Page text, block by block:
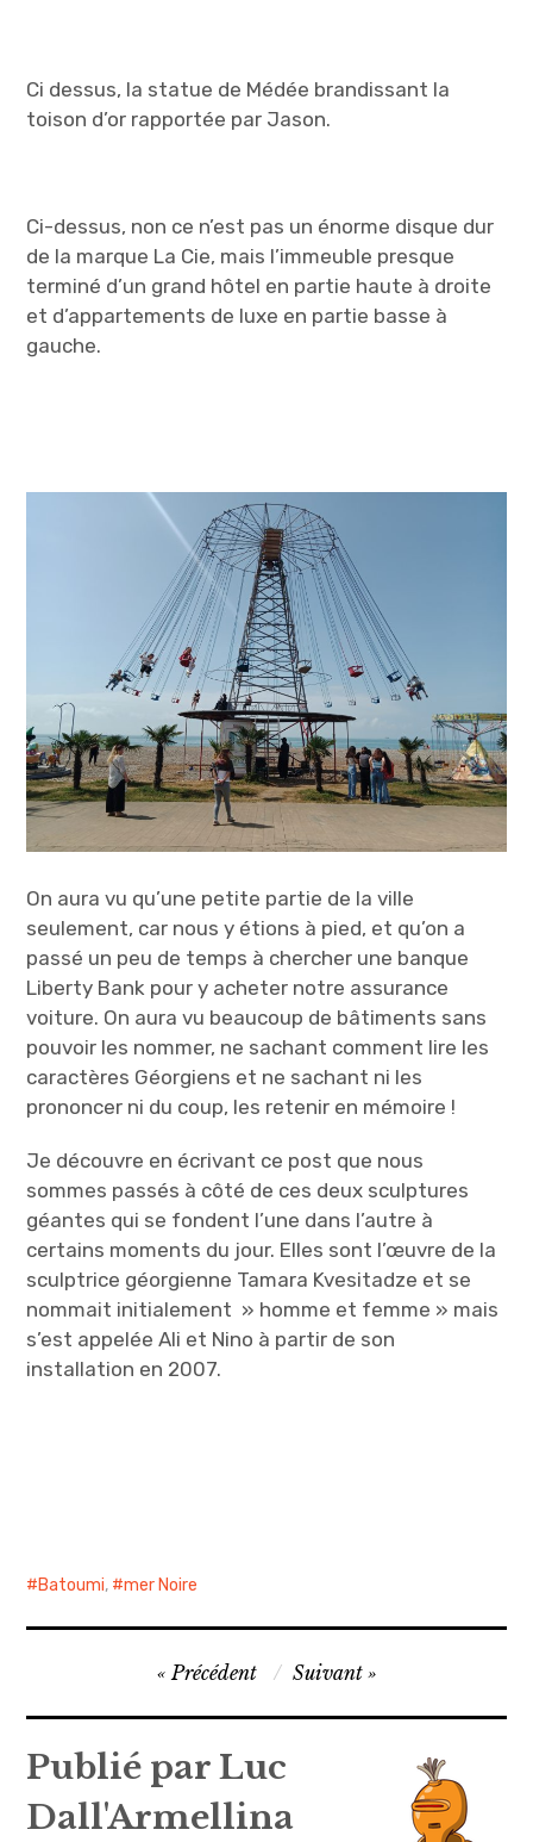
Ci dessus, la statue de Médée brandissant la
toison d’or rapportée par Jason.
Ci-dessus, non ce n’est pas un énorme disque dur
de la marque La Cie, mais l’immeuble presque
terminé d’un grand hôtel en partie haute à droite
et d’appartements de luxe en partie basse à
gauche.
On aura vu qu’une petite partie de la ville
seulement, car nous y étions à pied, et qu’on a
passé un peu de temps à chercher une banque
Liberty Bank pour y acheter notre assurance
voiture. On aura vu beaucoup de bâtiments sans
pouvoir les nommer, ne sachant comment lire les
caractères Géorgiens et ne sachant ni les
prononcer ni du coup, les retenir en mémoire !
Je découvre en écrivant ce post que nous
sommes passés à côté de ces deux sculptures
géantes qui se fondent l’une dans l’autre à
certains moments du jour. Elles sont l’œuvre de la
sculptrice géorgienne Tamara Kvesitadze et se
nommait initialement » homme et femme » mais
s’est appelée Ali et Nino à partir de son
installation en 2007.
Batoumi, mer Noire
Navigation
de
l’article
Précédent Suivant
Publié parLuc
Dall'Armellina